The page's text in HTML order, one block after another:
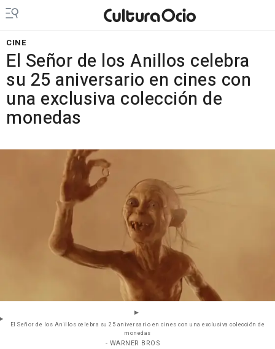
CINE
El Señor de los Anillos celebra
su 25 aniversario en cines con
una exclusiva colección de
monedas
El Señor de los Anillos celebra su 25 aniversario en cines con una exclusiva colección de
monedas
- WARNER BROS